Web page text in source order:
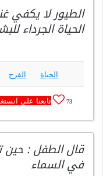
الطيور لا يكفي
الحياة الجرداء
الحياة الفرح
73 تابعنا على
قال الطفل : حين
في السماء